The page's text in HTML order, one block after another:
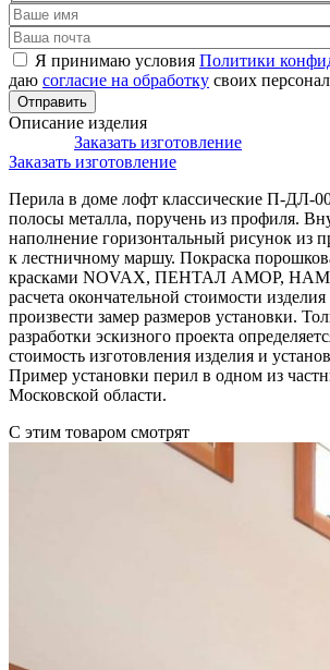
Я принимаю условия Политики
даю согласие на обработку своих
Описание изделия
Заказать изготовление
Заказать изготовление
Перила в доме лофт классические П-ДЛ-
полосы металла, поручень из профиля.
наполнение горизонтальный рисунок из
к лестничному маршу. Покраска
красками NOVAX, ПЕНТАЛ АМОР,
расчета окончательной стоимости
произвести замер размеров установки.
разработки эскизного проекта
стоимость изготовления изделия и
Пример установки перил в одном из
Московской области.
С этим товаром смотрят